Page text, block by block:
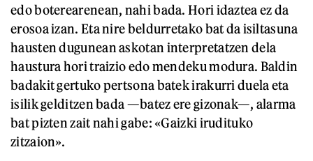
edo boterearenean, nahi bada. Hori idaztea ez da
erosoa izan. Eta nire beldurretako bat da isiltasuna
hausten dugunean askotan interpretatzen dela
haustura hori traizio edo mendeku modura. Baldin
badakit gertuko pertsona batek irakurri duela eta
isilik gelditzen bada —batez ere gizonak—, alarma
bat pizten zait nahi gabe: «Gaizki irudituko
zitzaion».